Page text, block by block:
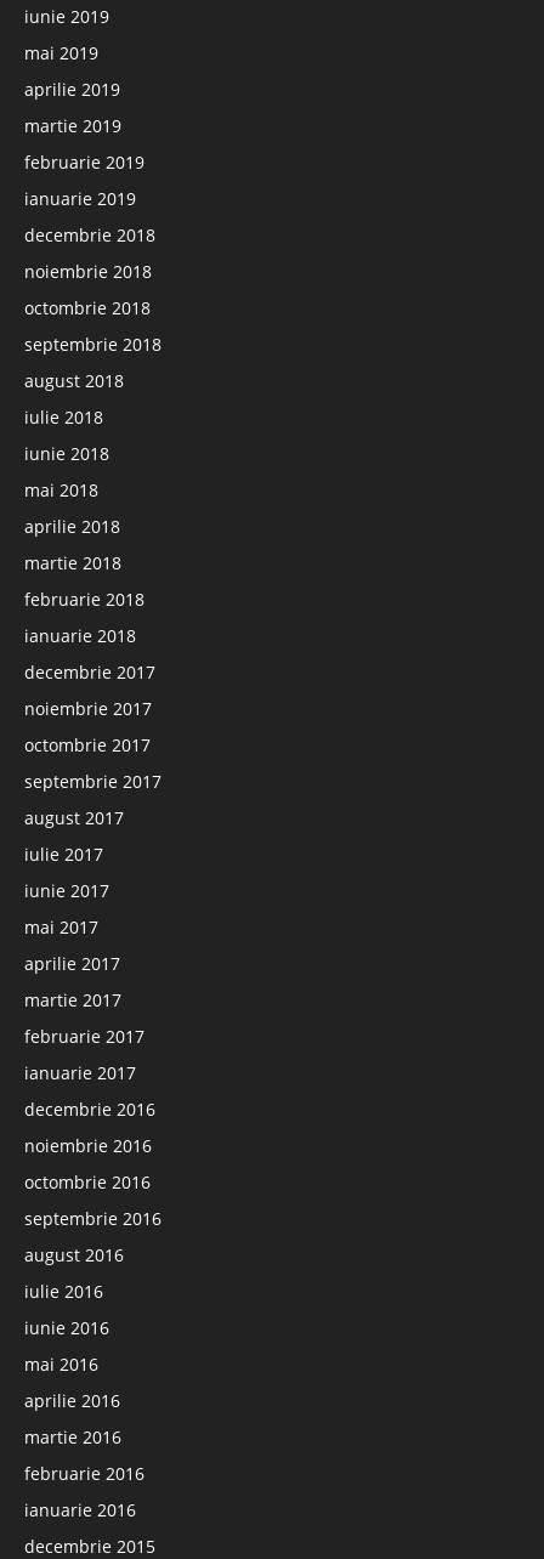
iunie 2019
mai 2019
aprilie 2019
martie 2019
februarie 2019
ianuarie 2019
decembrie 2018
noiembrie 2018
octombrie 2018
septembrie 2018
august 2018
iulie 2018
iunie 2018
mai 2018
aprilie 2018
martie 2018
februarie 2018
ianuarie 2018
decembrie 2017
noiembrie 2017
octombrie 2017
septembrie 2017
august 2017
iulie 2017
iunie 2017
mai 2017
aprilie 2017
martie 2017
februarie 2017
ianuarie 2017
decembrie 2016
noiembrie 2016
octombrie 2016
septembrie 2016
august 2016
iulie 2016
iunie 2016
mai 2016
aprilie 2016
martie 2016
februarie 2016
ianuarie 2016
decembrie 2015